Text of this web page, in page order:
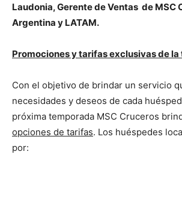
Laudonia, Gerente de Ventas de MSC
Argentina y LATAM.
Promociones y tarifas exclusivas de
Con el objetivo de brindar un servicio
necesidades y deseos de cada
próxima temporada MSC Cruceros
opciones de tarifas. Los huéspedes
por: